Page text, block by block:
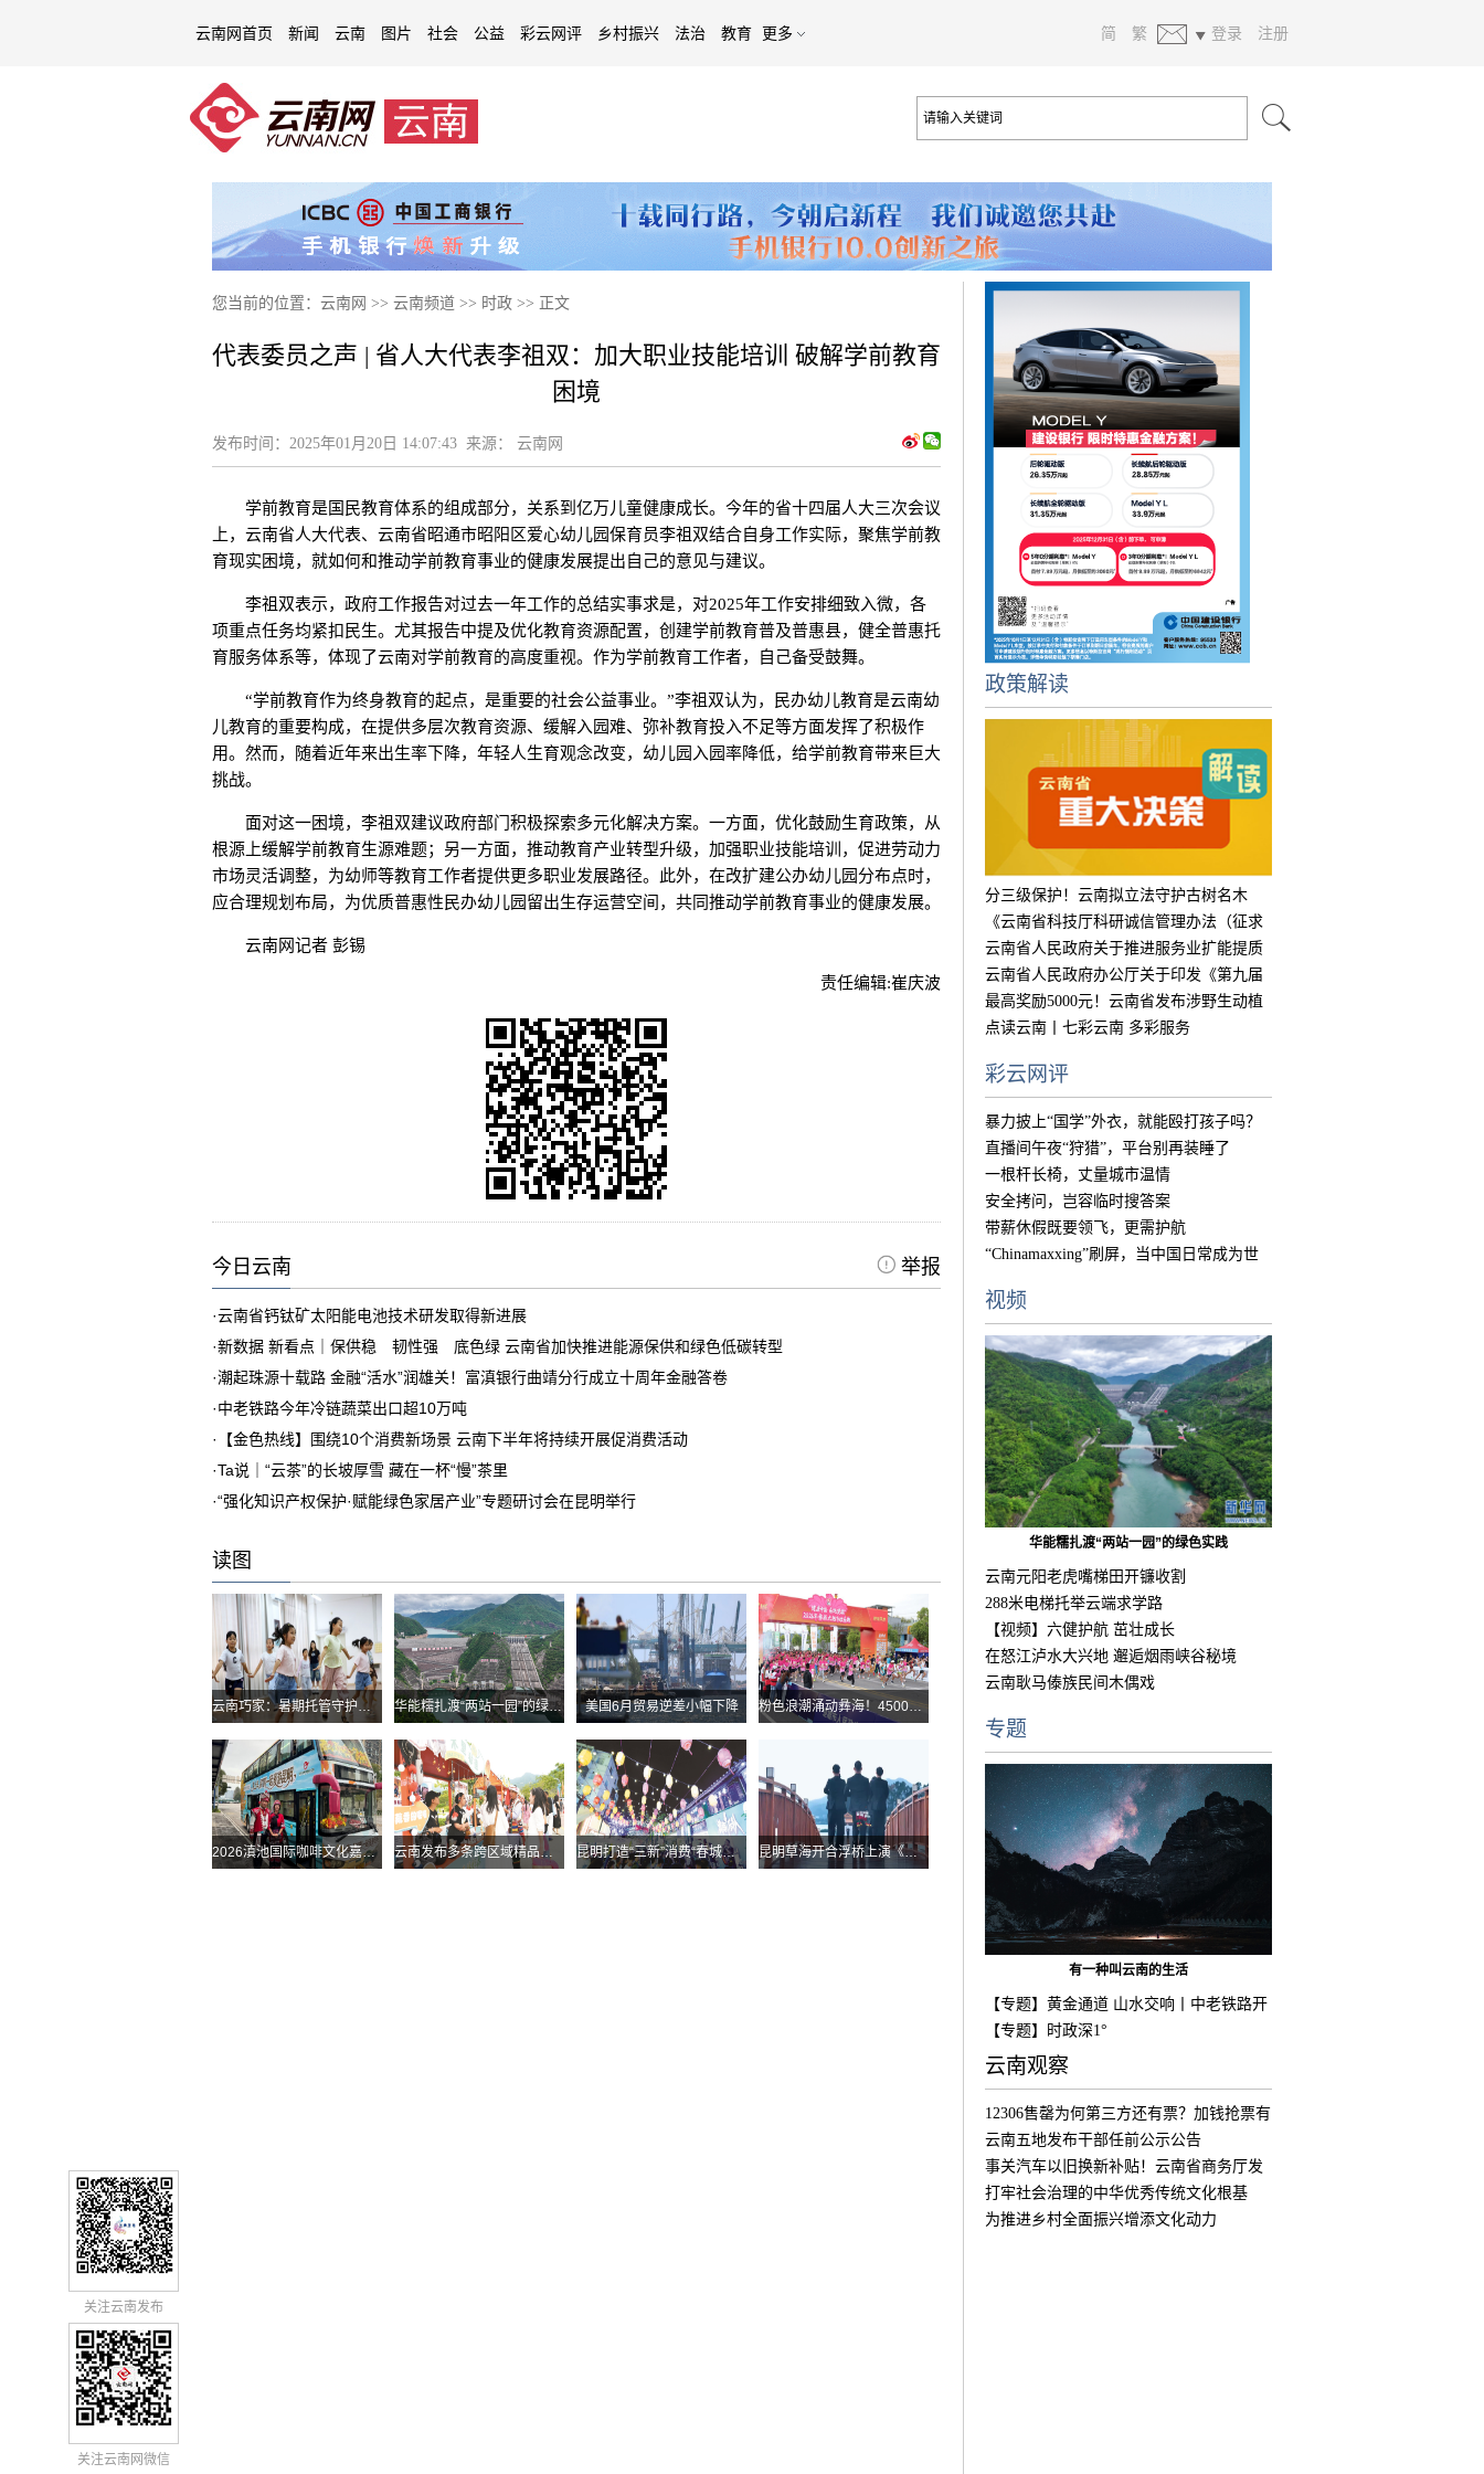
云南网首页 新闻 云南 图片 社会 公益 彩云网评 乡村振兴 法治 教育 更多 简 繁 登录 注册
您当前的位置： 云南网 >> 云南频道 >> 时政 >> 正文
代表委员之声 | 省人大代表李祖双：加大职业技能培训 破解学前教育
困境
发布时间： 2025年01月20日 14:07:43 来源： 云南网
学前教育是国民教育体系的组成部分，关系到亿万儿童健康成长。今年的省十四届人大三次会议
上，云南省人大代表、云南省昭通市昭阳区爱心幼儿园保育员李祖双结合自身工作实际，聚焦学前教
育现实困境，就如何和推动学前教育事业的健康发展提出自己的意见与建议。
李祖双表示，政府工作报告对过去一年工作的总结实事求是，对2025年工作安排细致入微，各
项重点任务均紧扣民生。尤其报告中提及优化教育资源配置，创建学前教育普及普惠县，健全普惠托
育服务体系等，体现了云南对学前教育的高度重视。作为学前教育工作者，自己备受鼓舞。
“学前教育作为终身教育的起点，是重要的社会公益事业。”李祖双认为，民办幼儿教育是云南幼
儿教育的重要构成，在提供多层次教育资源、缓解入园难、弥补教育投入不足等方面发挥了积极作
用。然而，随着近年来出生率下降，年轻人生育观念改变，幼儿园入园率降低，给学前教育带来巨大
挑战。
面对这一困境，李祖双建议政府部门积极探索多元化解决方案。一方面，优化鼓励生育政策，从
根源上缓解学前教育生源难题；另一方面，推动教育产业转型升级，加强职业技能培训，促进劳动力
市场灵活调整，为幼师等教育工作者提供更多职业发展路径。此外，在改扩建公办幼儿园分布点时，
应合理规划布局，为优质普惠性民办幼儿园留出生存运营空间，共同推动学前教育事业的健康发展。
云南网记者 彭锡
责任编辑:崔庆波
今日云南 举报
·云南省钙钛矿太阳能电池技术研发取得新进展
·新数据 新看点｜保供稳 韧性强 底色绿 云南省加快推进能源保供和绿色低碳转型
·潮起珠源十载路 金融“活水”润雄关！富滇银行曲靖分行成立十周年金融答卷
·中老铁路今年冷链蔬菜出口超10万吨
·
【金色热线】围绕10个消费新场景 云南下半年将持续开展促消费活动
·Ta说｜“云茶”的长坡厚雪 藏在一杯“慢”茶里
·“强化知识产权保护·赋能绿色家居产业”专题研讨会在昆明举行
读图
云南巧家：暑期托管守护孩子快乐假期 华能糯扎渡“两站一园”的绿色实践 美国6月贸易逆差小幅下降 粉色浪潮涌动彝海！4500余名跑者乐跑楚雄喜迎火把节
2026滇池国际咖啡文化嘉年华怎么去？最全交通攻略戳进来→ 云南发布多条跨区域精品自驾线路 昆明打造“三新”消费“春城样板” 昆明草海开合浮桥上演《目瑙纵歌》刀舞
政策解读
分三级保护！云南拟立法守护古树名木
《云南省科技厅科研诚信管理办法（征求
意见
云南省人民政府关于推进服务业扩能提质
的实
云南省人民政府办公厅关于印发《第九届
中国
最高奖励5000元！云南省发布涉野生动植
物违
点读云南丨七彩云南 多彩服务
彩云网评
暴力披上“国学”外衣，就能殴打孩子吗？
直播间午夜“狩猎”，平台别再装睡了
一根杆长椅，丈量城市温情
安全拷问，岂容临时搜答案
带薪休假既要领飞，更需护航
“Chinamaxxing”刷屏，当中国日常成为世
视频
华能糯扎渡“两站一园”的绿色实践
云南元阳老虎嘴梯田开镰收割
288米电梯托举云端求学路
【视频】六健护航 茁壮成长
在怒江泸水大兴地 邂逅烟雨峡谷秘境
云南耿马傣族民间木偶戏
专题
有一种叫云南的生活
【专题】黄金通道 山水交响丨中老铁路开
通
【专题】时政深1°
云南观察
12306售罄为何第三方还有票？加钱抢票有
用
云南五地发布干部任前公示公告
事关汽车以旧换新补贴！云南省商务厅发
布公
打牢社会治理的中华优秀传统文化根基
为推进乡村全面振兴增添文化动力
关注云南发布
关注云南网微信